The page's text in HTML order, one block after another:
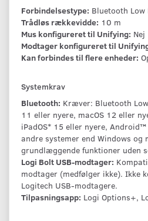
Forbindelsestype: Bluetooth
Trådløs rækkevidde: 10 m
Mus konfigureret til Unifying: Nej
Modtager konfigureret til
Kan forbindes til flere enheder:
Systemkrav
Bluetooth: Kræver: Bluetooth
11 eller nyere, macOS 12 eller
iPadOS* 15 eller nyere,
andre systemer end Windows og
grundlæggende funktioner uden
Logi Bolt USB-modtager:
modtager (medfølger ikke). Ikke
Logitech USB-modtagere.
Tilpasningsapp: Logi Options+,